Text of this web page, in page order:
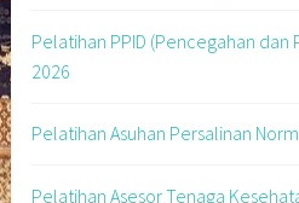
Pelatihan PPID (Pencegahan dan
2026
Pelatihan Asuhan Persalinan
Pelatihan Asesor Tenaga